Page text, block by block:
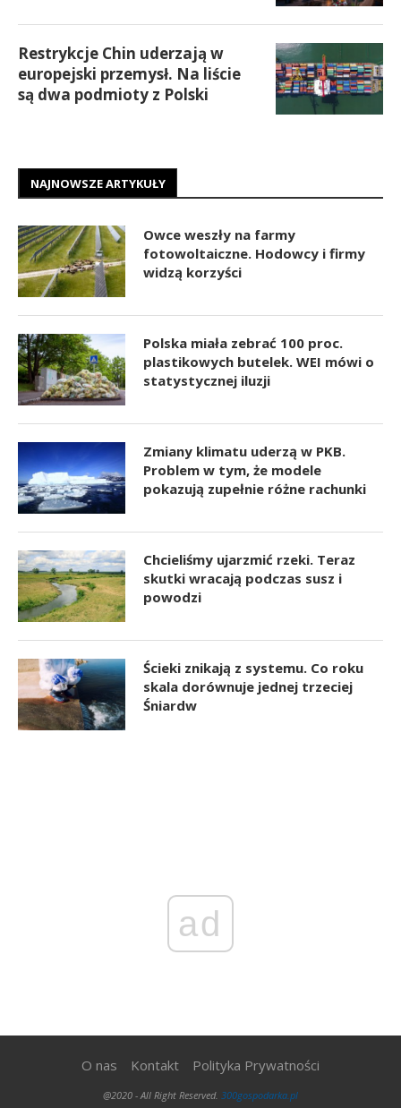
Restrykcje Chin uderzają w
europejski przemysł. Na liście
są dwa podmioty z Polski
NAJNOWSZE ARTYKUŁY
Owce weszły na farmy
fotowoltaiczne. Hodowcy i firmy
widzą korzyści
Polska miała zebrać 100 proc.
plastikowych butelek. WEI mówi o
statystycznej iluzji
Zmiany klimatu uderzą w PKB.
Problem w tym, że modele
pokazują zupełnie różne rachunki
Chcieliśmy ujarzmić rzeki. Teraz
skutki wracają podczas susz i
powodzi
Ścieki znikają z systemu. Co roku
skala dorównuje jednej trzeciej
Śniardw
ad
O nas Kontakt Polityka Prywatności
@2020 - All Right Reserved. 300gospodarka.pl